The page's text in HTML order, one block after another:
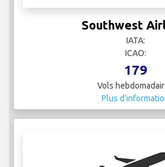
Southwest
IATA:
ICAO:
179
Vols
Plus